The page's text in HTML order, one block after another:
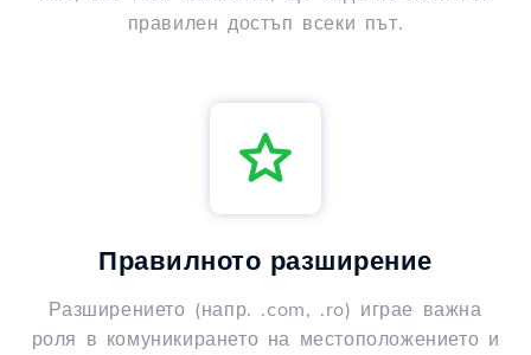
правилен достъп всеки път.
Правилното разширение
Разширението (напр. .com, .ro) играе важна
роля в комуникирането на местоположението и